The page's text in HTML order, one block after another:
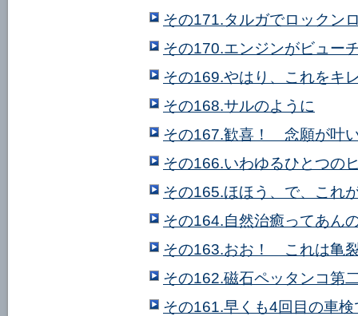
その171.タルガでロックン
その170.エンジンがビュー
その169.やはり、これをキ
その168.サルのように
その167.歓喜！ 念願が叶
その166.いわゆるひとつの
その165.ほほう、で、これ
その164.自然治癒ってあん
その163.おお！ これは亀
その162.磁石ペッタンコ第
その161.早くも4回目の車検